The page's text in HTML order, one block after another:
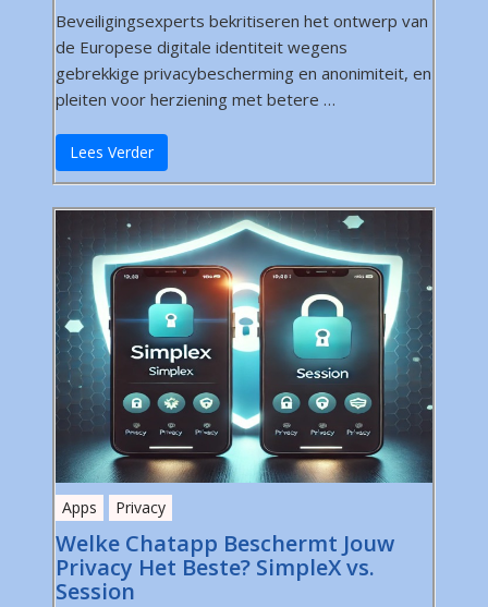
Beveiligingsexperts bekritiseren het ontwerp van
de Europese digitale identiteit wegens
gebrekkige privacybescherming en anonimiteit, en
pleiten voor herziening met betere …
Lees Verder
Apps Privacy
Welke Chatapp Beschermt Jouw
Privacy Het Beste? SimpleX vs.
Session